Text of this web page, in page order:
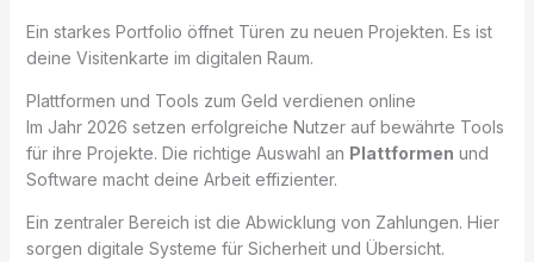
Ein starkes Portfolio öffnet Türen zu neuen Projekten. Es ist
deine Visitenkarte im digitalen Raum.
Plattformen und Tools zum Geld verdienen online
Im Jahr 2026 setzen erfolgreiche Nutzer auf bewährte Tools
für ihre Projekte. Die richtige Auswahl an Plattformen und
Software macht deine Arbeit effizienter.
Ein zentraler Bereich ist die Abwicklung von Zahlungen. Hier
sorgen digitale Systeme für Sicherheit und Übersicht.